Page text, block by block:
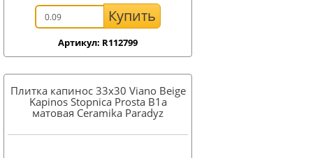
Купить
Артикул: R112799
Плитка капинос 33x30 Viano Beige
Kapinos Stopnica Prosta B1a
матовая Ceramika Paradyz